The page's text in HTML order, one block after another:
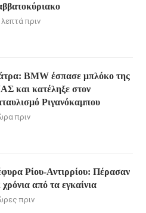
λεπτά πριν
BMW έσπασε μπλόκο της
και κατέληξε στον
Ριγανόκαμπου
πριν
Ρίου-Αντιρρίου: Πέρασαν
χρόνια από τα εγκαίνια
πριν